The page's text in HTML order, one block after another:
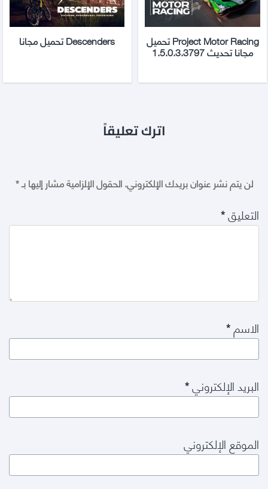
Project Motor Racing تحميل
مجانا تحديث 1.5.0.3.3797
Descenders تحميل مجانا
اترك تعليقاً
لن يتم نشر عنوان بريدك الإلكتروني.الحقول الإلزامية مشار إليها بـ*
التعليق*
الاسم*
البريد الإلكتروني*
الموقع الإلكتروني